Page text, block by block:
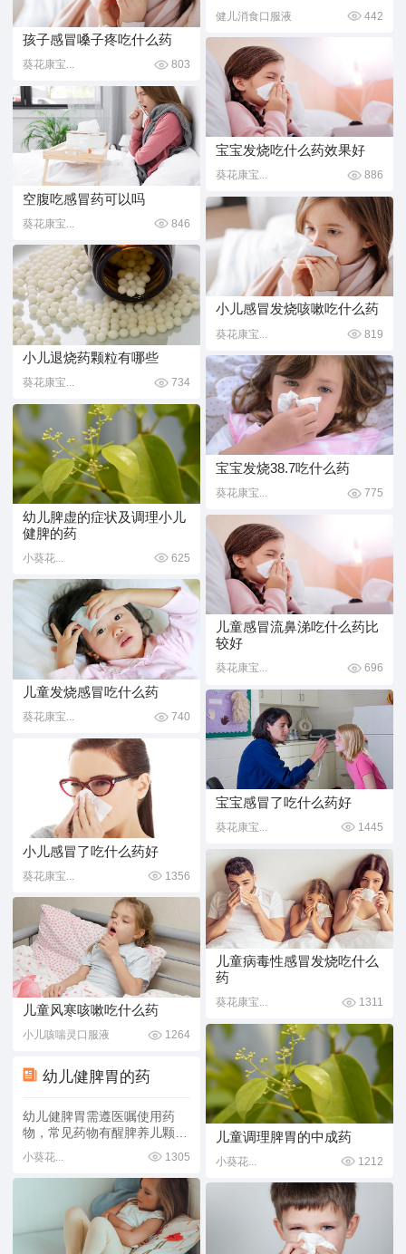
孩子感冒嗓子疼吃什么药
葵花康宝... 803
空腹吃感冒药可以吗
葵花康宝... 846
小儿退烧药颗粒有哪些
葵花康宝... 734
幼儿脾虚的症状及调理小儿
健脾的药
小葵花... 625
儿童发烧感冒吃什么药
葵花康宝... 740
小儿感冒了吃什么药好
葵花康宝... 1356
儿童风寒咳嗽吃什么药
小儿咳喘灵口服液 1264
幼儿健脾胃的药
幼儿健脾胃需遵医嘱使用药
物，常见药物有醒脾养儿颗
粒、小儿健脾散、婴儿健脾
散、参苓白术散、小儿化食丸
等。1.醒脾养儿颗粒醒脾养儿
颗粒主要用于治疗儿童脾气虚
所致的厌食、腹泻、烦躁啼哭
及夜啼不安等症状。该药具有
醒脾开胃、养血安神的作用，
小葵花... 1305
健儿消食口服液 442
宝宝发烧吃什么药效果好
葵花康宝... 886
小儿感冒发烧咳嗽吃什么药
葵花康宝... 819
宝宝发烧38.7吃什么药
葵花康宝... 775
儿童感冒流鼻涕吃什么药比
较好
葵花康宝... 696
宝宝感冒了吃什么药好
葵花康宝... 1445
儿童病毒性感冒发烧吃什么
药
葵花康宝... 1311
儿童调理脾胃的中成药
小葵花... 1212